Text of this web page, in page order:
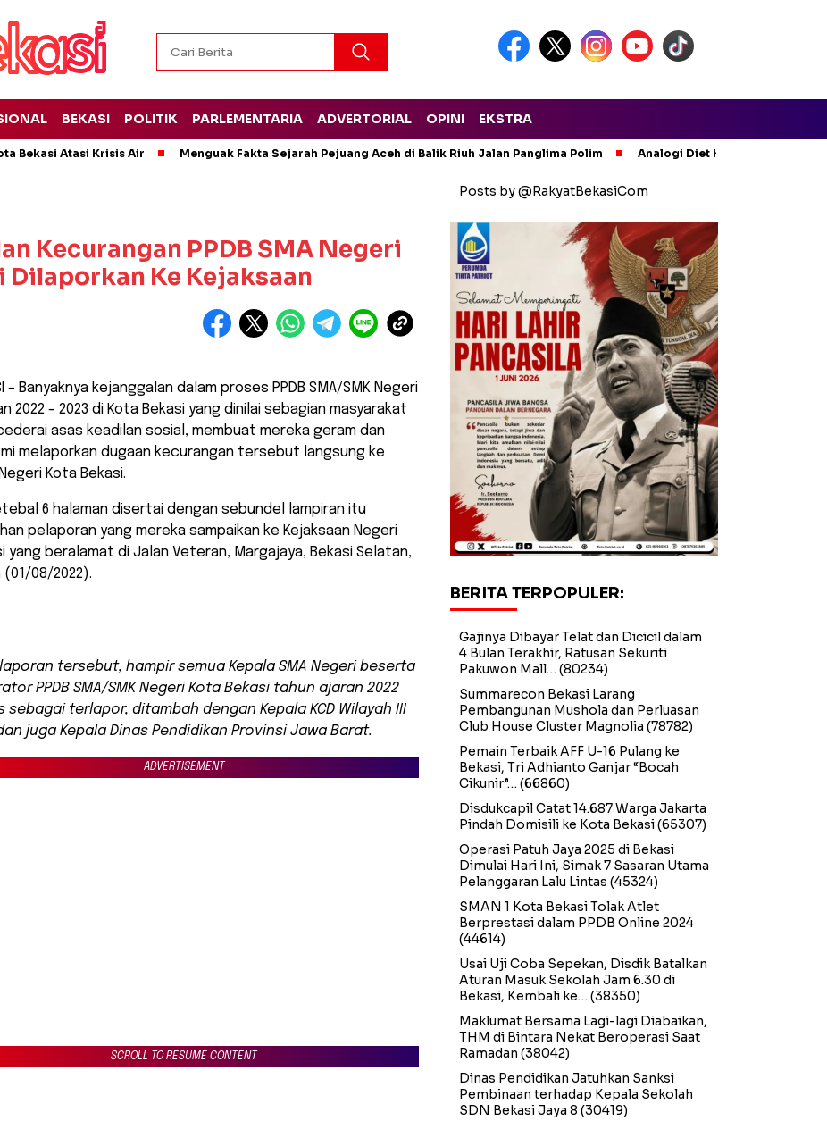
BEKASI POLITIK PARLEMENTARIA ADVERTORIAL OPINI EKSTRA
Bekasi Atasi Krisis Air Menguak Fakta Sejarah Pejuang Aceh di Balik Riuh Jalan Panglima Polim Analogi Diet Korupsi: Alarm
Kecurangan PPDB SMA Negeri
Dilaporkan Ke Kejaksaan
– Banyaknya kejanggalan dalam proses PPDB SMA/SMK Negeri
2022 – 2023 di Kota Bekasi yang dinilai sebagian masyarakat
asas keadilan sosial, membuat mereka geram dan
melaporkan dugaan kecurangan tersebut langsung ke
Kota Bekasi.
6 halaman disertai dengan sebundel lampiran itu
pelaporan yang mereka sampaikan ke Kejaksaan Negeri
yang beralamat di Jalan Veteran, Margajaya, Bekasi Selatan,
(01/08/2022).
tersebut, hampir semua Kepala SMA Negeri beserta
PPDB SMA/SMK Negeri Kota Bekasi tahun ajaran 2022
sebagai terlapor, ditambah dengan Kepala KCD Wilayah III
juga Kepala Dinas Pendidikan Provinsi Jawa Barat.
ADVERTISEMENT
SCROLL TO RESUME CONTENT
Posts by @RakyatBekasiCom
BERITA TERPOPULER:
Gajinya Dibayar Telat dan Dicicil dalam
4 Bulan Terakhir, Ratusan Sekuriti
Pakuwon Mall… (80234)
Summarecon Bekasi Larang
Pembangunan Mushola dan Perluasan
Club House Cluster Magnolia (78782)
Pemain Terbaik AFF U-16 Pulang ke
Bekasi, Tri Adhianto Ganjar “Bocah
Cikunir”… (66860)
Disdukcapil Catat 14.687 Warga Jakarta
Pindah Domisili ke Kota Bekasi(65307)
Operasi Patuh Jaya 2025 di Bekasi
Dimulai Hari Ini, Simak 7 Sasaran Utama
Pelanggaran Lalu Lintas (45324)
SMAN 1 Kota Bekasi Tolak Atlet
Berprestasi dalam PPDB Online 2024
(44614)
Usai Uji Coba Sepekan, Disdik Batalkan
Aturan Masuk Sekolah Jam 6.30 di
Bekasi, Kembali ke… (38350)
Maklumat Bersama Lagi-lagi Diabaikan,
THM di Bintara Nekat Beroperasi Saat
Ramadan (38042)
Dinas Pendidikan Jatuhkan Sanksi
Pembinaan terhadap Kepala Sekolah
SDN Bekasi Jaya 8 (30419)